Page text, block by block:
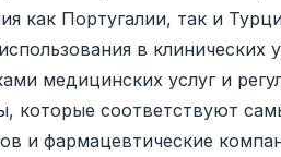
как Португалии, так и
в
медицинских услуг и
которые соответствуют
и фармацевтические